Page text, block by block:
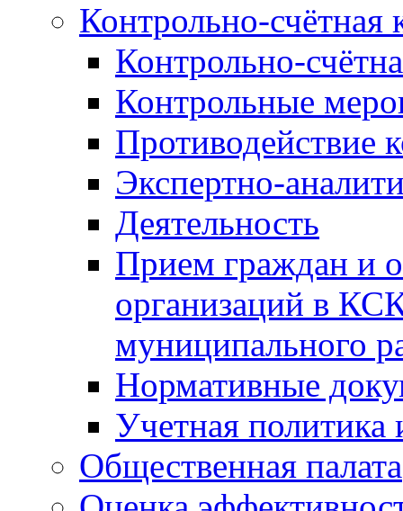
Контрольно-счётная
Контрольно-
Контрольные
Противодействие
Экспертно-
Деятельность
Прием граждан и
организаций в
муниципального
Нормативные
Учетная политика
Общественная палата